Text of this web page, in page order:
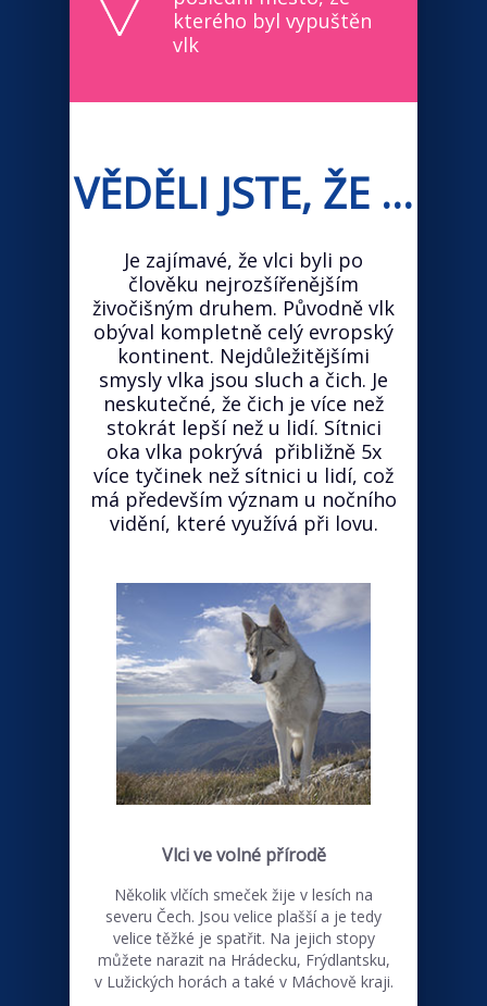
kterého byl vypuštěn
vlk
VĚDĚLI JSTE, ŽE ...
Je zajímavé, že vlci byli po
člověku nejrozšířenějším
živočišným druhem. Původně vlk
obýval kompletně celý evropský
kontinent. Nejdůležitějšími
smysly vlka jsou sluch a čich. Je
neskutečné, že čich je více než
stokrát lepší než u lidí. Sítnici
oka vlka pokrývá přibližně 5x
více tyčinek než sítnici u lidí, což
má především význam u nočního
vidění, které využívá při lovu.
Vlci ve volné přírodě
Několik vlčích smeček žije v lesích na
severu Čech. Jsou velice plašší a je tedy
velice těžké je spatřit. Na jejich stopy
můžete narazit na Hrádecku, Frýdlantsku,
v Lužických horách a také v Máchově kraji.